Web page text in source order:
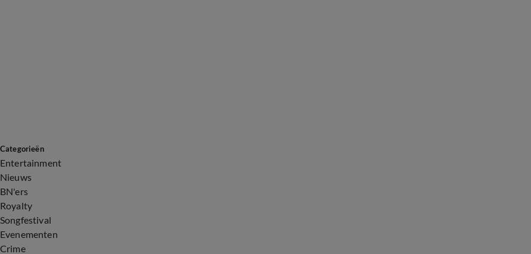
Categorieën
Entertainment
Nieuws
BN'ers
Royalty
Songfestival
Evenementen
Crime